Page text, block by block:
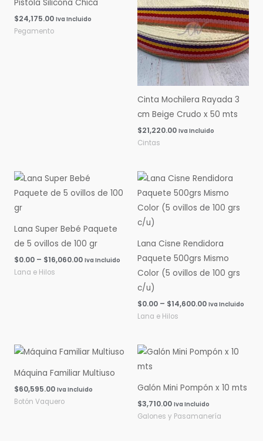
Pistola Silicona Chica
$24,175.00 Iva Incluido
Pegamento
Cinta Mochilera Rayada 3
cm Beige Crudo x 50 mts
$21,220.00 Iva Incluido
Cintas
Lana Super Bebé Paquete
de 5 ovillos de 100 gr
$0.00 – $16,060.00
Rango
de
precios:
$16,060.00
Iva Incluido
Lana e Hilos
Lana Cisne Rendidora
Paquete 500grs Mismo
Color (5 ovillos de 100 grs
c/u)
$0.00 – $14,600.00
Rango
de
precios:
desde
$0.00
Iva Incluido
Lana e Hilos
Máquina Familiar Multiuso
$60,595.00 Iva Incluido
Botón Vaquero
Galón Mini Pompón x 10 mts
$3,710.00 Iva Incluido
Galones y Pasamanería